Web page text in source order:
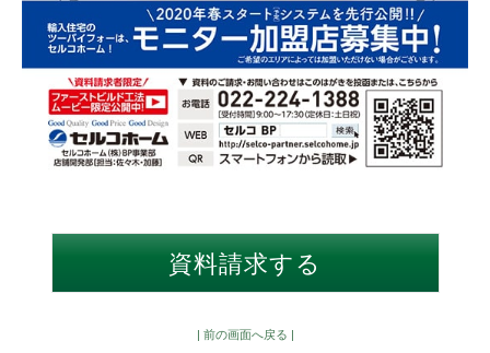
| 前の画面へ戻る |